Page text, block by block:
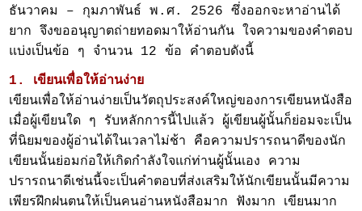
ธันวาคม – กุมภาพันธ์ พ.ศ. 2526 ซึ่งออกจะหาอ่านได้
ยาก จึงขออนุญาตถ่ายทอดมาให้อ่านกัน ใจความของคำตอบ
แบ่งเป็นข้อ ๆ จำนวน 12 ข้อ คำตอบดังนี้
1. เขียนเพื่อให้อ่านง่าย
เขียนเพื่อให้อ่านง่ายเป็นวัตถุประสงค์ใหญ่ของการเขียนหนังสือ
เมื่อผู้เขียนใด ๆ รับหลักการนี้ไปแล้ว ผู้เขียนผู้นั้นก็ย่อมจะเป็น
ที่นิยมของผู้อ่านได้ในเวลาไม่ช้า คือความปรารถนาดีของนัก
เขียนนั้นย่อมก่อให้เกิดกำลังใจแก่ท่านผู้นั้นเอง ความ
ปรารถนาดีเช่นนี้จะเป็นคำตอบที่ส่งเสริมให้นักเขียนนั้นมีความ
เพียรฝึกฝนตนให้เป็นคนอ่านหนังสือมาก ฟังมาก เขียนมาก